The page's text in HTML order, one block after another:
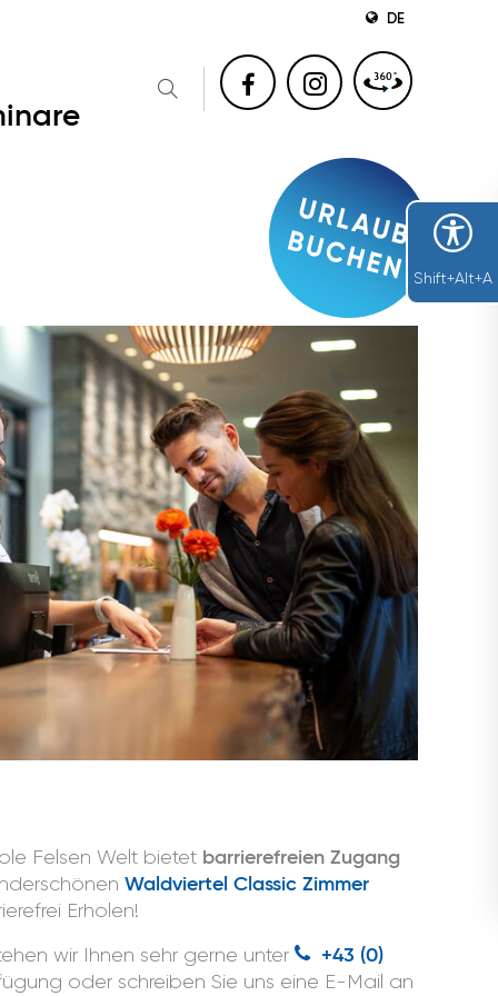
DE
Felsen Welt bietet barrierefreien Zugang
Waldviertel Classic Zimmer
Erholen!
wir Ihnen sehr gerne unter
+43 (0)
oder schreiben Sie uns eine E-Mail an
Shift+Alt+A